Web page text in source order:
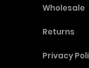
Wholesale
Returns
Privacy Poli